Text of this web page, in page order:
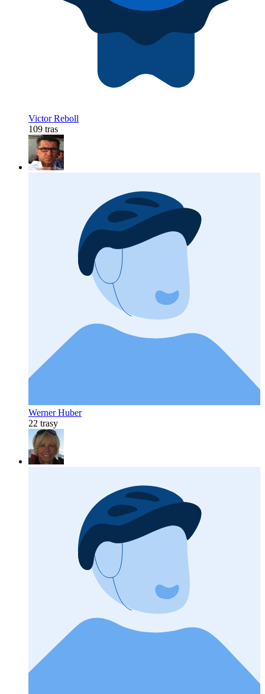
Victor Reboll
109 tras
Werner Huber
22 trasy